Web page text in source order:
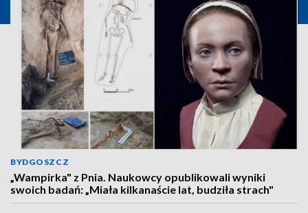
BYDGOSZCZ
„Wampirka" z Pnia. Naukowcy opublikowali wyniki
swoich badań: „Miała kilkanaście lat, budziła strach"